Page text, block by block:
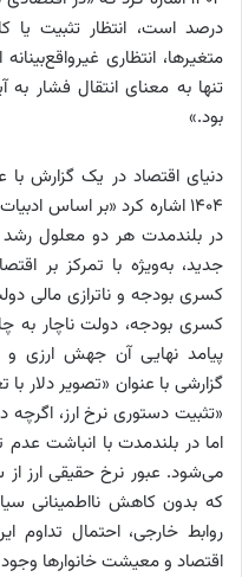
درصد است، انتظار تثبیت یا
متغیرها، انتظاری
تنها به معنای انتقال فشار
بود.»
۱۴۰۴ اشاره کرد «بر اساس
در بلندمدت هر دو معلول
جدید، به‌ویژه با تمرکز بر
کسری بودجه و ناترازی مالی
کسری بودجه، دولت ناچار به
پیامد نهایی آن جهش ارزی و
«تثبیت دستوری نرخ ارز،
اما در بلندمدت با انباشت
می‌شود. عبور نرخ حقیقی
که بدون کاهش نااطمینانی
روابط خارجی، احتمال تداوم
اقتصاد و معیشت خانوارها وجود